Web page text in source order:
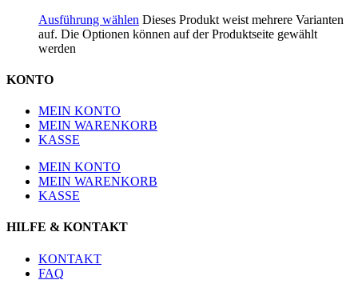
Ausführung wählen Dieses Produkt weist mehrere Varianten
auf. Die Optionen können auf der Produktseite gewählt
werden
KONTO
MEIN KONTO
MEIN WARENKORB
KASSE
MEIN KONTO
MEIN WARENKORB
KASSE
HILFE & KONTAKT
KONTAKT
FAQ